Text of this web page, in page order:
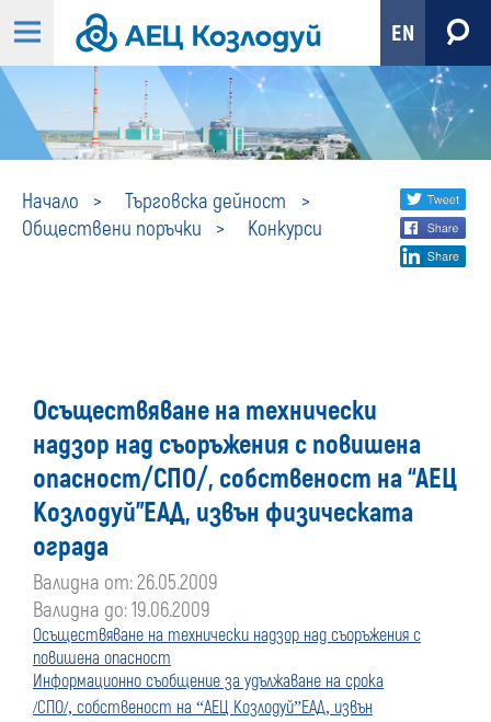
EN
Начало
Търговска дейност
Обществени поръчки
Конкурси
Конкурси
Share
social
Осъществяване на технически
надзор над съоръжения с повишена
опасност/СПО/, собственост на “АЕЦ
Козлодуй”ЕАД, извън физическата
ограда
Валидна от: 26.05.2009
Валидна до: 19.06.2009
Осъществяване на технически надзор над съоръжения с
повишена опасност
Информационно съобщение за удължаване на срока
/СПО/, собственост на “АЕЦ Козлодуй”ЕАД, извън